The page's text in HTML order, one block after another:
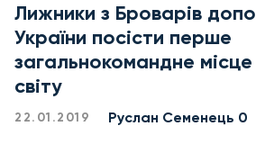
Лижники з Броварів
України посісти перше
загальнокомандне
світу
22.01.2019 Руслан Семенець 0